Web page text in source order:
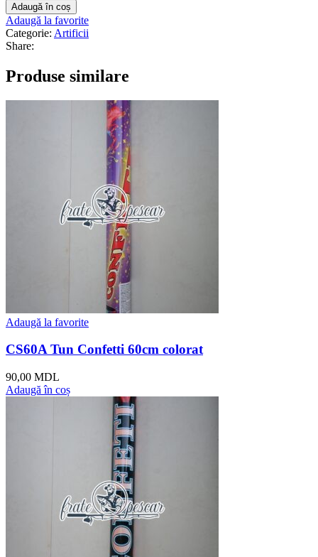
Adaugă în coș
Adaugă la favorite
Categorie: Artificii
Share:
Produse similare
Adaugă la favorite
CS60A Tun Confetti 60cm colorat
90,00 MDL
Adaugă în coș